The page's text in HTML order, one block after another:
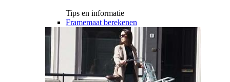
Tips en informatie
Framemaat berekenen